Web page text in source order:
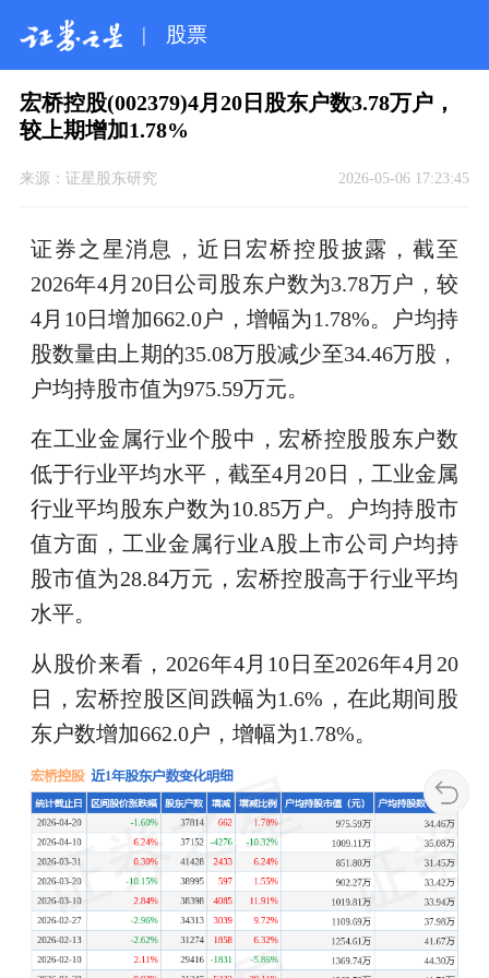
| 股票
宏桥控股(002379)4月20日股东户数3.78万户，
较上期增加1.78%
来源： 证星股东研究 2026-05-06 17:23:45
证券之星消息，近日宏桥控股披露，截至
2026年4月20日公司股东户数为3.78万户，较
4月10日增加662.0户，增幅为1.78%。户均持
股数量由上期的35.08万股减少至34.46万股，
户均持股市值为975.59万元。
在工业金属行业个股中，宏桥控股股东户数
低于行业平均水平，截至4月20日，工业金属
行业平均股东户数为10.85万户。户均持股市
值方面，工业金属行业A股上市公司户均持
股市值为28.84万元，宏桥控股高于行业平均
水平。
从股价来看，2026年4月10日至2026年4月20
日，宏桥控股区间跌幅为1.6%，在此期间股
东户数增加662.0户，增幅为1.78%。